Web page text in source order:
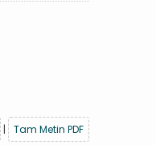
| Tam Metin PDF